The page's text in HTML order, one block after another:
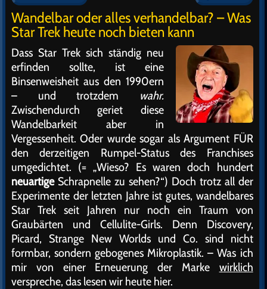
Wandelbar oder alles verhandelbar? – Was
Star Trek heute noch bieten kann
Dass Star Trek sich ständig neu
erfinden sollte, ist eine
Binsenweisheit aus den 1990ern
– und trotzdem
wahr.
Zwischendurch geriet diese
Wandelbarkeit aber in
Vergessenheit. Oder wurde sogar als Argument FÜR
den derzeitigen Rumpel-Status des Franchises
umgedichtet. (= „Wieso? Es waren doch hundert
neuartigeSchrapnelle zu sehen?“) Doch trotz all der
Experimente der letzten Jahre ist gutes, wandelbares
Star Trek seit Jahren nur noch ein Traum von
Graubärten und Cellulite-Girls. Denn Discovery,
Picard, Strange New Worlds und Co. sind nicht
formbar, sondern gebogenes Mikroplastik. – Was ich
mir von einer Erneuerung der Marke wirklich
verspreche, das lesen wir heute hier.